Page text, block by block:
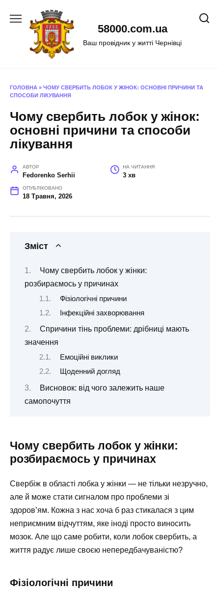
58000.com.ua
Ваш провідник у житті Чернівці
ГОЛОВНА » ЧОМУ СВЕРБИТЬ ЛОБОК У ЖІНОК: ОСНОВНІ ПРИЧИНИ ТА
СПОСОБИ ЛІКУВАННЯ
Чому свербить лобок у жінок:
основні причини та способи
лікування
АВТОР
Fedorenko Serhii
НА ЧИТАННЯ
3 хв
ОПУБЛІКОВАНО
18 Травня, 2026
Зміст
Чому свербить лобок у жінки:
розбираємось у причинах
Фізіологічні причини
Інфекційні захворювання
Спричини тінь проблеми: дрібниці мають
значення
Емоційні виклики
Щоденний догляд
Висновок: від чого залежить наше
самопочуття
Чому свербить лобок у жінки:
розбираємось у причинах
Свербіж в області лобка у жінки — не тільки незручно,
але й може стати сигналом про проблеми зі
здоров’ям. Кожна з нас хоча б раз стикалася з цим
неприємним відчуттям, яке іноді просто виносить
мозок. Але що саме робити, коли лобок свербить, а
життя радує лише своєю непередбачуваністю?
Фізіологічні причини